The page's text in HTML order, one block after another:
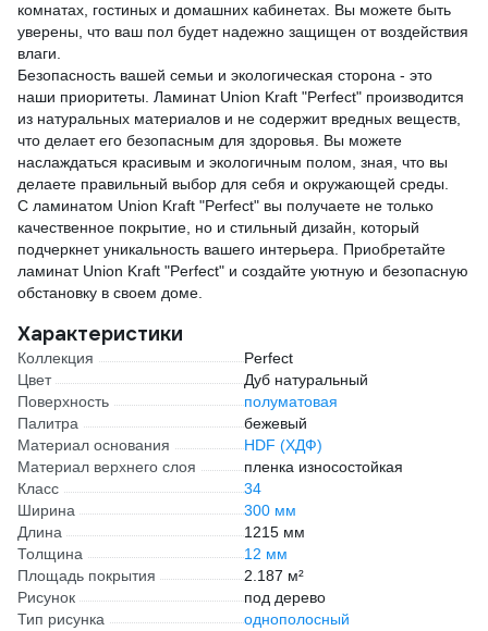
комнатах, гостиных и домашних кабинетах. Вы можете быть
уверены, что ваш пол будет надежно защищен от воздействия
влаги.
Безопасность вашей семьи и экологическая сторона - это
наши приоритеты. Ламинат Union Kraft "Perfect" производится
из натуральных материалов и не содержит вредных веществ,
что делает его безопасным для здоровья. Вы можете
наслаждаться красивым и экологичным полом, зная, что вы
делаете правильный выбор для себя и окружающей среды.
С ламинатом Union Kraft "Perfect" вы получаете не только
качественное покрытие, но и стильный дизайн, который
подчеркнет уникальность вашего интерьера. Приобретайте
ламинат Union Kraft "Perfect" и создайте уютную и безопасную
обстановку в своем доме.
Характеристики
Коллекция
Perfect
Цвет
Дуб натуральный
Поверхность
полуматовая
Палитра
бежевый
Материал основания
HDF (ХДФ)
Материал верхнего слоя
пленка износостойкая
Класс
34
Ширина
300 мм
Длина
1215 мм
Толщина
12 мм
Площадь покрытия
2.187 м²
Рисунок
под дерево
Тип рисунка
однополосный